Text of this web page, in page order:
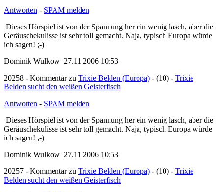
Antworten - SPAM melden
Dieses Hörspiel ist von der Spannung her ein wenig lasch, aber die
Geräuschekulisse ist sehr toll gemacht. Naja, typisch Europa würde
ich sagen! ;-)
Dominik Wulkow 27.11.2006 10:53
20258 - Kommentar zu Trixie Belden (Europa) - (10) - Trixie
Belden sucht den weißen Geisterfisch
Antworten - SPAM melden
Dieses Hörspiel ist von der Spannung her ein wenig lasch, aber die
Geräuschekulisse ist sehr toll gemacht. Naja, typisch Europa würde
ich sagen! ;-)
Dominik Wulkow 27.11.2006 10:53
20257 - Kommentar zu Trixie Belden (Europa) - (10) - Trixie
Belden sucht den weißen Geisterfisch